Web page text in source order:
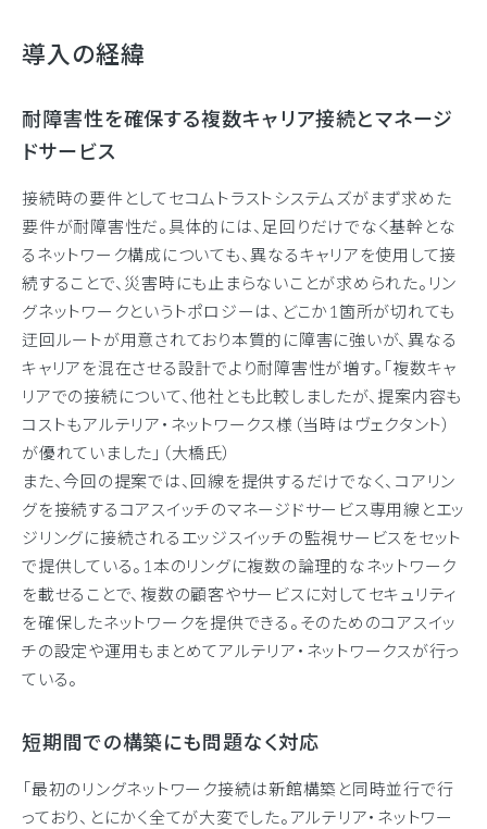
導入の経緯
耐障害性を確保する複数キャリア接続とマネージ
ドサービス
接続時の要件としてセコムトラストシステムズがまず求めた
要件が耐障害性だ。具体的には、足回りだけでなく基幹とな
るネットワーク構成についても、異なるキャリアを使用して接
続することで、災害時にも止まらないことが求められた。リン
グネットワークというトポロジーは、どこか1箇所が切れても
迂回ルートが用意されており本質的に障害に強いが、異なる
キャリアを混在させる設計でより耐障害性が増す。「複数キャ
リアでの接続について、他社とも比較しましたが、提案内容も
コストもアルテリア・ネットワークス様（当時はヴェクタント）
が優れていました」（大橋氏）
また、今回の提案では、回線を提供するだけでなく、コアリン
グを接続するコアスイッチのマネージドサービス専用線とエッ
ジリングに接続されるエッジスイッチの監視サービスをセット
で提供している。1本のリングに複数の論理的なネットワーク
を載せることで、複数の顧客やサービスに対してセキュリティ
を確保したネットワークを提供できる。そのためのコアスイッ
チの設定や運用もまとめてアルテリア・ネットワークスが行っ
ている。
短期間での構築にも問題なく対応
「最初のリングネットワーク接続は新館構築と同時並行で行
っており、とにかく全てが大変でした。アルテリア・ネットワー